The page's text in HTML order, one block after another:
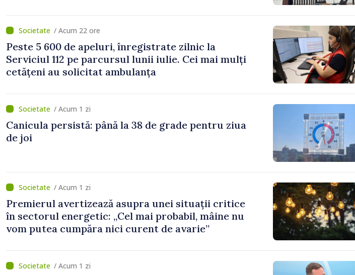
/ Acum 22 ore
Peste 5 600 de apeluri, înregistrate zilnic la
Serviciul 112 pe parcursul lunii iulie. Cei mai mulți
cetățeni au solicitat ambulanța
/ Acum 1 zi
Canicula persistă: până la 38 de grade pentru ziua
de joi
/ Acum 1 zi
Premierul avertizează asupra unei situații critice
în sectorul energetic: „Cel mai probabil, mâine nu
vom putea cumpăra nici curent de avarie”
/ Acum 1 zi